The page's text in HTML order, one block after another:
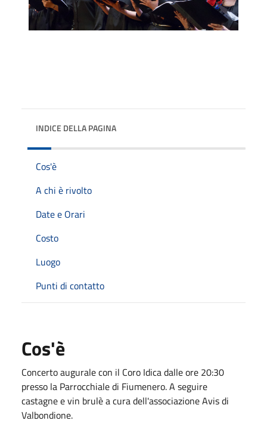
INDICE DELLA PAGINA
Cos'è
A chi è rivolto
Date e Orari
Costo
Luogo
Punti di contatto
Cos'è
Concerto augurale con il Coro Idica dalle ore 20:30
presso la Parrocchiale di Fiumenero. A seguire
castagne e vin brulè a cura dell'associazione Avis di
Valbondione.